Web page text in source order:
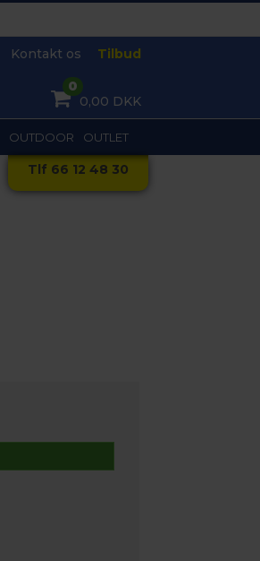
Kontakt os Tilbud
0
0,00 DKK
OUTDOOR OUTLET
Tlf 66 12 48 30